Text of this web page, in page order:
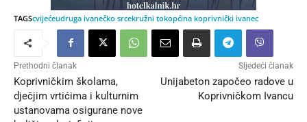
TAGScvijećeudruga ivanečko srcekružni tokopćina koprivnički ivanec
Prethodni članak
Koprivničkim školama,
dječjim vrtićima i kulturnim
ustanovama osigurane nove
Sljedeći članak
Unijabeton započeo radove u
Koprivničkom Ivancu